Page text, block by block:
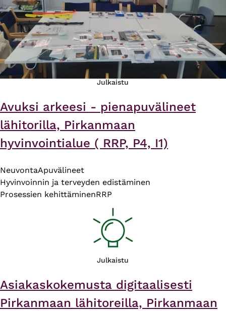
Julkaistu
Avuksi arkeesi - pienapuvälineet
lähitorilla, Pirkanmaan
hyvinvointialue ( RRP, P4, I1)
NeuvontaApuvälineet
Hyvinvoinnin ja terveyden edistäminen
Prosessien kehittäminenRRP
Julkaistu
Asiakaskokemusta digitaalisesti
Pirkanmaan lähitoreilla, Pirkanmaan